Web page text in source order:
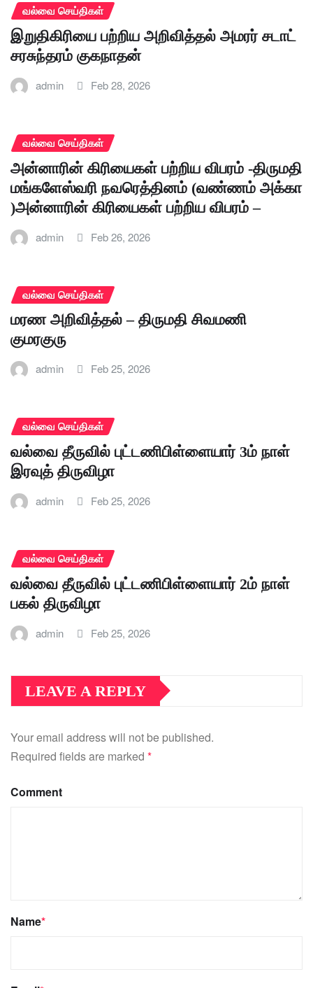
வல்வை செய்திகள்
இறுதிகிரியை பற்றிய அறிவித்தல் அமரர் சடாட்
சரசுந்தரம் குகநாதன்
admin Feb 28, 2026
வல்வை செய்திகள்
அன்னாரின் கிரியைகள் பற்றிய விபரம் -திருமதி
மங்களேஸ்வரி நவரெத்தினம் (வண்ணம் அக்கா
)அன்னாரின் கிரியைகள் பற்றிய விபரம் –
admin Feb 26, 2026
வல்வை செய்திகள்
மரண அறிவித்தல் – திருமதி சிவமணி
குமரகுரு
admin Feb 25, 2026
வல்வை செய்திகள்
வல்வை தீருவில் புட்டணிபிள்ளையார் 3ம் நாள்
இரவுத் திருவிழா
admin Feb 25, 2026
வல்வை செய்திகள்
வல்வை தீருவில் புட்டணிபிள்ளையார் 2ம் நாள்
பகல் திருவிழா
admin Feb 25, 2026
LEAVE A REPLY
Your email address will not be published.
Required fields are marked *
Comment
Name*